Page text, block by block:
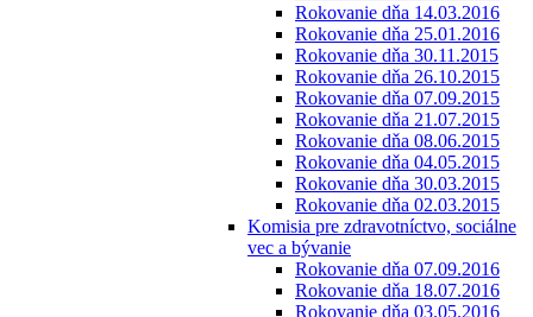
Rokovanie dňa 14.03.2016
Rokovanie dňa 25.01.2016
Rokovanie dňa 30.11.2015
Rokovanie dňa 26.10.2015
Rokovanie dňa 07.09.2015
Rokovanie dňa 21.07.2015
Rokovanie dňa 08.06.2015
Rokovanie dňa 04.05.2015
Rokovanie dňa 30.03.2015
Rokovanie dňa 02.03.2015
Komisia pre zdravotníctvo, sociálne
vec a bývanie
Rokovanie dňa 07.09.2016
Rokovanie dňa 18.07.2016
Rokovanie dňa 03.05.2016